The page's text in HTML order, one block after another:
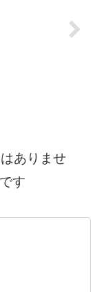
ありませ
す